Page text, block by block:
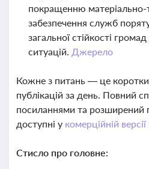
покращенню матеріально-
забезпечення служб
загальної стійкості
ситуацій. Джерело
Кожне з питань — це
публікацій за день. Повний
посиланнями та розширений
доступні у комерційній
Стисло про головне: